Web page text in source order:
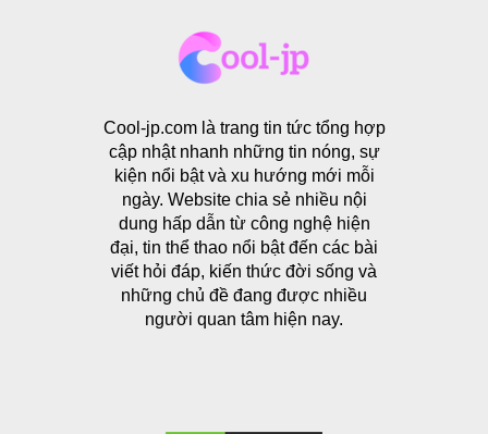
Cool-jp.com là trang tin tức tổng hợp
cập nhật nhanh những tin nóng, sự
kiện nổi bật và xu hướng mới mỗi
ngày. Website chia sẻ nhiều nội
dung hấp dẫn từ công nghệ hiện
đại, tin thể thao nổi bật đến các bài
viết hỏi đáp, kiến thức đời sống và
những chủ đề đang được nhiều
người quan tâm hiện nay.